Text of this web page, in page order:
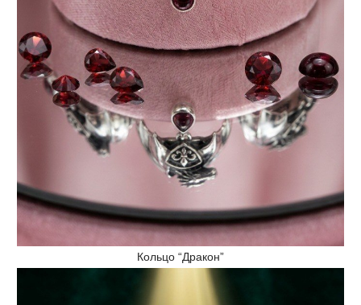
Кольцо “Дракон”